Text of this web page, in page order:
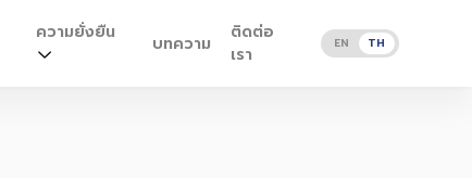
ความยั่งยืน บทความ
ติดต่อ
เรา
EN TH